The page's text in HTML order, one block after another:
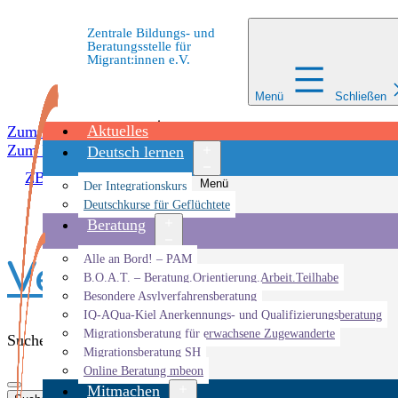
Zum Inhalt springen
Zum Inhalt springen
Zentrale Bildungs- und
Beratungsstelle für
Migrant:innen e.V.
Menü Schließen
Aktuelles
Deutsch lernen
Menü
Der Integrationskurs
Deutschkurse für Geflüchtete
Beratung
Menü
Alle an Bord! – PAM
B.O.A.T. – Beratung.Orientierung.Arbeit.Teilhabe
Besondere Asylverfahrensberatung
IQ-AQua-Kiel Anerkennungs- und Qualifizierungsberatung
Migrationsberatung für erwachsene Zugewanderte
Migrationsberatung SH
Online Beratung mbeon
Mitmachen
ZBBS»Veranstaltungen
Veranstaltungen -
Suche